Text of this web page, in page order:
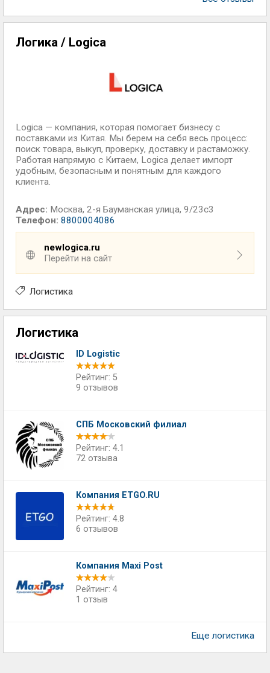
Логика / Logica
Logica — компания, которая помогает бизнесу с
поставками из Китая. Мы берем на себя весь процесс:
поиск товара, выкуп, проверку, доставку и растаможку.
Работая напрямую с Китаем, Logica делает импорт
удобным, безопасным и понятным для каждого
клиента.
Адрес: Москва, 2-я Бауманская улица, 9/23с3
Телефон: 8800004086
newlogica.ru
Перейти на сайт
Логистика
Логистика
ID Logistic
Рейтинг: 5
9 отзывов
СПБ Московский филиал
Рейтинг: 4.1
72 отзыва
Компания ETGO.RU
Рейтинг: 4.8
6 отзывов
Компания Maxi Post
Рейтинг: 4
1 отзыв
Еще логистика